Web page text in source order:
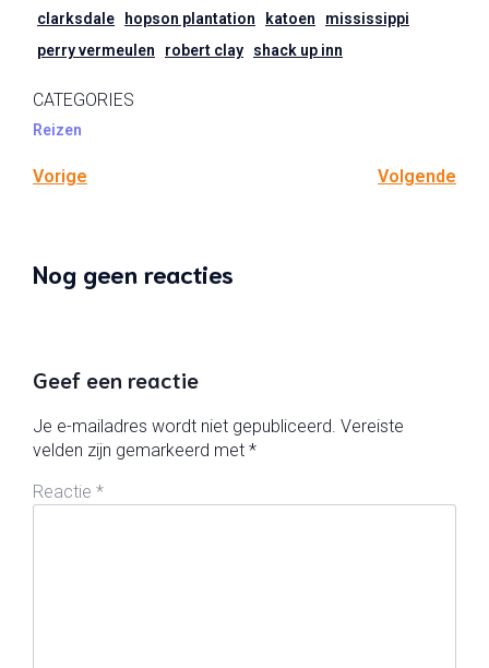
clarksdale hopson plantation katoen
mississippi
perry vermeulen
robert clay shack up inn
CATEGORIES
Reizen
Vorige Volgende
Nog geen reacties
Geef een reactie
Je e-mailadres wordt niet gepubliceerd. Vereiste
velden zijn gemarkeerd met *
Reactie *